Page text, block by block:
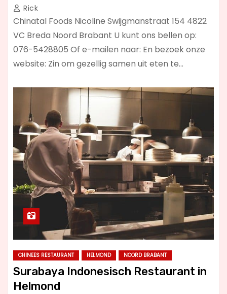
Rick
Chinatal Foods Nicoline Swijgmanstraat 154 4822
VC Breda Noord Brabant U kunt ons bellen op:
076-5428805 Of e-mailen naar: En bezoek onze
website: Zin om gezellig samen uit eten te…
CHINEES RESTAURANT HELMOND NOORD BRABANT
Surabaya Indonesisch Restaurant in
Helmond